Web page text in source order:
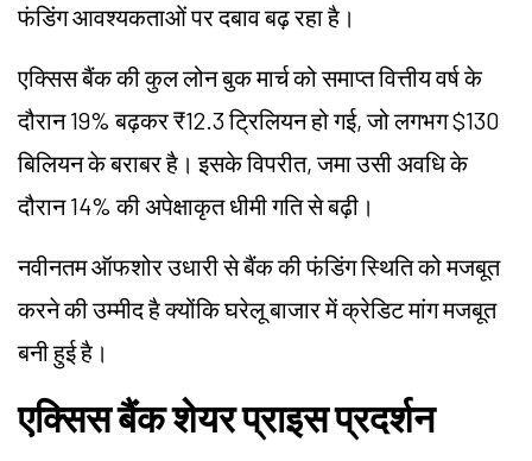
फंडिंग आवश्यकताओं पर दबाव बढ़ रहा है।
एक्सिस बैंक की कुल लोन बुक मार्च को समाप्त वित्तीय वर्ष के
दौरान 19% बढ़कर ₹12.3 ट्रिलियन हो गई, जो लगभग $130
बिलियन के बराबर है। इसके विपरीत, जमा उसी अवधि के
दौरान 14% की अपेक्षाकृत धीमी गति से बढ़ी।
नवीनतम ऑफशोर उधारी से बैंक की फंडिंग स्थिति को मजबूत
करने की उम्मीद है क्योंकि घरेलू बाजार में क्रेडिट मांग मजबूत
बनी हुई है।
एक्सिस बैंक शेयर प्राइस प्रदर्शन